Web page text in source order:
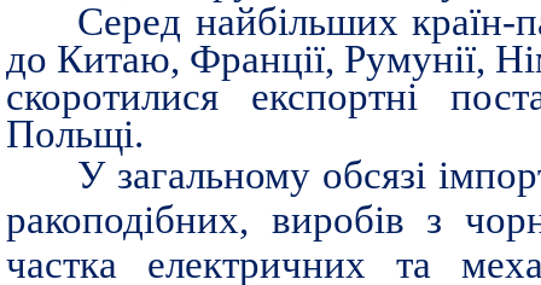
Серед найбільших країн-
до Китаю, Франції, Румунії,
скоротилися експортні
Польщі.
У загальному обсязі
ракоподібних, виробів з
частка електричних та